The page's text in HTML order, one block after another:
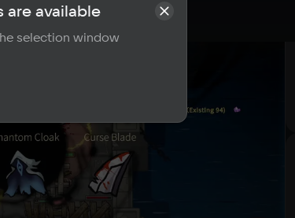
Reviews
are available
selection window